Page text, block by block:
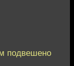
подвешено